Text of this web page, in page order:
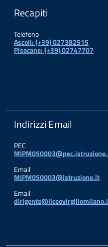
Recapiti
Telefono
Ascoli: (+39) 027382515
Pisacane: (+39) 02747707
Indirizzi Email
PEC
Email
MIPM050003@istruzione.it
Email